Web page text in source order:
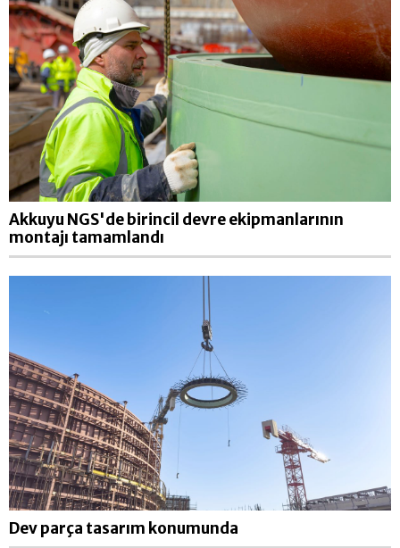
Akkuyu NGS'de birincil devre ekipmanlarının
montajı tamamlandı
Dev parça tasarım konumunda